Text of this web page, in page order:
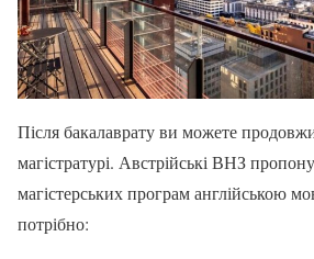
Після бакалаврату ви можете
магістратурі. Австрійські ВНЗ
магістерських програм англійською
потрібно: